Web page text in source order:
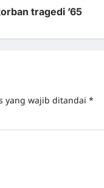
tragedi ’65
yang wajib ditandai *